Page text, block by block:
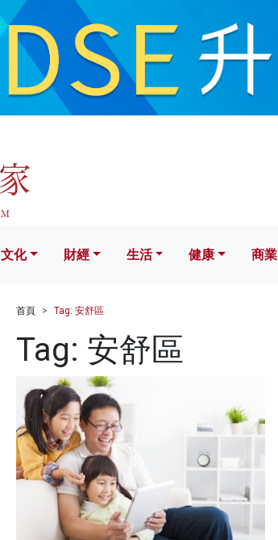
財經 生活 健康
文化 財經 生活 健康 商業
首頁 Tag: 安舒區
Tag: 安舒區